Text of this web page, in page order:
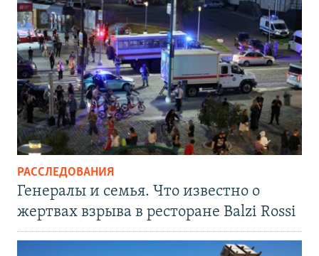
РАССЛЕДОВАНИЯ
Генералы и семья. Что известно о
жертвах взрыва в ресторане Balzi Rossi